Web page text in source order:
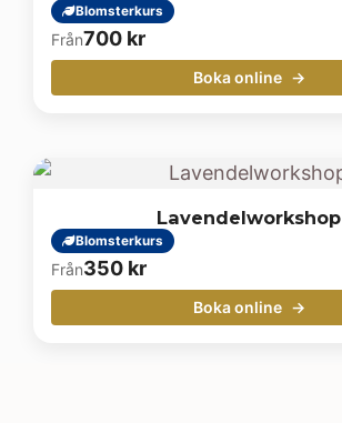
Blomsterkurs
Från700 kr
Boka online
Lavendelworkshop
Blomsterkurs
Från350 kr
Boka online